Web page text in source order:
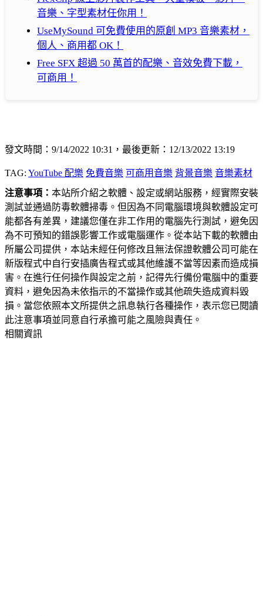
音樂、字型素材任你用！
UseMySound 可免費使用的原創 MP3 音樂素材，
個人、商用都 OK！
Free SFX 超過 50 萬首的配樂、音效免費下載，
可商用！
發文時間：9/14/2022 10:31，最後更新：12/13/2022 13:19
TAG: YouTube 配樂 免費音樂 可商用音樂 背景音樂 音樂素材
注意事項： 本站所介紹之軟體、設定或網站服務，經實際安裝
測試並通過防毒軟體掃毒。但因為不同電腦環境與軟體設定可
能都各有差異，建議您僅在非工作用的電腦先行測試，避免因
為不可預知的錯誤影響工作或電腦運作。從本站下載的軟體由
所屬公司提供，本站未經任何修改且無法保證軟體公司可能在
新版程式中自行安插廣告程式或其他維護不當等因素而造成損
害。在進行任何操作與設定之前，記得先行備份電腦中的重要
資料，避免因為未依指示的不當操作或其他疏失造成資料毀
損。當您依照本文所提供之訊息執行各種操作，表示您已閱讀
此注意事項並同意自行承擔可能之風險與責任。
相關資訊